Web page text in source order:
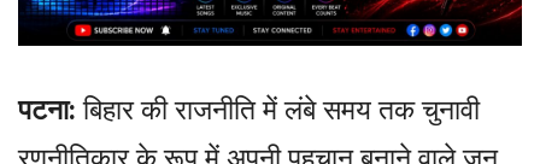
पटना:बिहार की राजनीति में लंबे समय तक चुनावी